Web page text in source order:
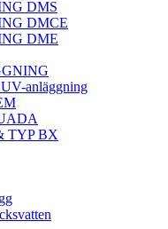
DMS
DMCE
DME
anläggning
TYP BX